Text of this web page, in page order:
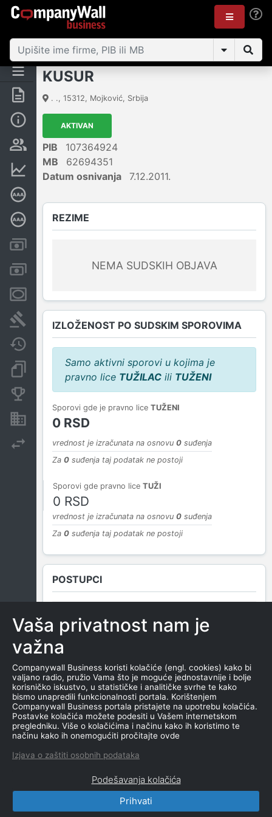
Rezime
Vlasnička struktura
Dubinska bonitetna ocena
Računi i blokade
Sudski sporovi
Dokumenti i objave
Konkurentske kompanije
Nekretnine i imovina
Izvoz
KUSUR
. ., 15312, Mojković, Srbija
AKTIVAN
PIB
107364924
MB
62694351
Datum osnivanja
7.12.2011.
REZIME
NEMA SUDSKIH OBJAVA
IZLOŽENOST PO SUDSKIM SPOROVIMA
Samo aktivni sporovi u kojima je
pravno lice TUŽILAC ili TUŽENI
Sporovi gde je pravno lice TUŽENI
0 RSD
vrednost je izračunata na osnovu 0 suđenja
Za 0 suđenja taj podatak ne postoji
Sporovi gde pravno lice TUŽI
0 RSD
vrednost je izračunata na osnovu 0 suđenja
Za 0 suđenja taj podatak ne postoji
POSTUPCI
NEMA SUDSKIH OBJAVA
ROČIŠTA
NEMA SUDSKIH OBJAVA
CompanyWall Business © 2026
korišćenja | Izjava o privatnosti
Vaša privatnost nam je
važna
Companywall Business koristi kolačiće (engl. cookies) kako bi
valjano radio, pružio Vama što je moguće jednostavnije i bolje
korisničko iskustvo, u statističke i analitičke svrhe te kako
bismo unapredili funkcionalnosti portala. Korištenjem
Companywall Business portala pristajete na upotrebu kolačića.
Postavke kolačića možete podesiti u Vašem internetskom
pregledniku. Više o kolačićima i načinu kako ih koristimo te
načinu kako ih onemogućiti pročitajte ovde
Izjava o zaštiti osobnih podataka
Podešavanja kolačića
Prihvati